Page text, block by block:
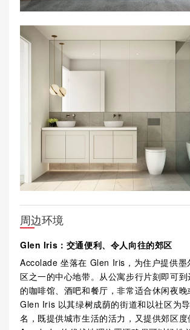
周边环境
Glen Iris：交通便利、令人向往的郊区
Accolade 坐落在 Glen Iris，为住户提供墨
区之一的中心地带。从公寓步行片刻即可
的咖啡馆、酒吧和餐厅，非常适合休闲夜晚
Glen Iris 以其绿树成荫的街道和以社区为
名，既提供城市生活的活力，又提供郊区度